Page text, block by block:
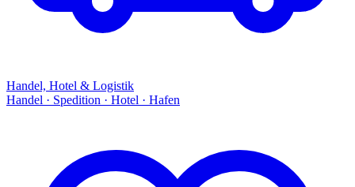
Handel, Hotel & Logistik
Handel · Spedition · Hotel · Hafen